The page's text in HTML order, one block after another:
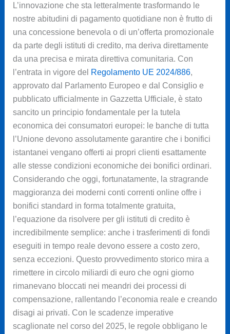
L’innovazione che sta letteralmente trasformando le
nostre abitudini di pagamento quotidiane non è frutto di
una concessione benevola o di un’offerta promozionale
da parte degli istituti di credito, ma deriva direttamente
da una precisa e mirata direttiva comunitaria. Con
l’entrata in vigore del
Regolamento UE 2024/886,
approvato dal Parlamento Europeo e dal Consiglio e
pubblicato ufficialmente in Gazzetta Ufficiale, è stato
sancito un principio fondamentale per la tutela
economica dei consumatori europei: le banche di tutta
l’Unione devono assolutamente garantire che i bonifici
istantanei vengano offerti ai propri clienti esattamente
alle stesse condizioni economiche dei bonifici ordinari.
Considerando che oggi, fortunatamente, la stragrande
maggioranza dei moderni conti correnti online offre i
bonifici standard in forma totalmente gratuita,
l’equazione da risolvere per gli istituti di credito è
incredibilmente semplice: anche i trasferimenti di fondi
eseguiti in tempo reale devono essere a costo zero,
senza eccezioni. Questo provvedimento storico mira a
rimettere in circolo miliardi di euro che ogni giorno
rimanevano bloccati nei meandri dei processi di
compensazione, rallentando l’economia reale e creando
disagi ai privati. Con le scadenze imperative
scaglionate nel corso del 2025, le regole obbligano le